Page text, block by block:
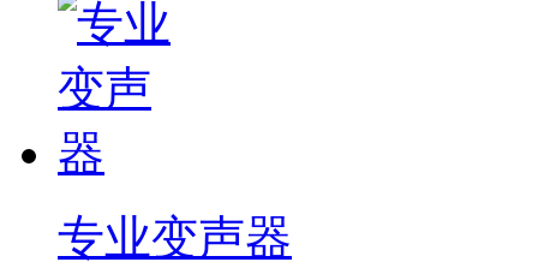
专业变声器